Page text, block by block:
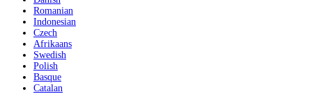
Romanian
Indonesian
Czech
Afrikaans
Swedish
Polish
Basque
Catalan